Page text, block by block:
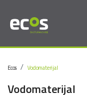
Ecos Vodomaterijal
Vodomaterijal